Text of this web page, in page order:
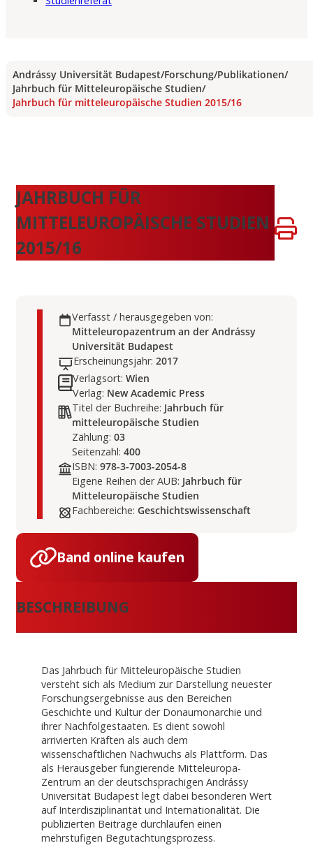
Andrássy Universität Budapest/Forschung/Publikationen/
Jahrbuch für Mitteleuropäische Studien/
Jahrbuch für mitteleuropäische Studien 2015/16
JAHRBUCH FÜR
MITTELEUROPÄISCHE STUDIEN
2015/16
Verfasst / herausgegeben von:
Mitteleuropazentrum an der Andrássy
Universität Budapest
Erscheinungsjahr: 2017
Verlagsort: Wien
Verlag: New Academic Press
Titel der Buchreihe: Jahrbuch für
mitteleuropäische Studien
Zählung: 03
Seitenzahl: 400
ISBN: 978-3-7003-2054-8
Eigene Reihen der AUB: Jahrbuch für
Mitteleuropäische Studien
Fachbereiche: Geschichtswissenschaft
Band online kaufen
BESCHREIBUNG
Das Jahrbuch für Mitteleuropäische Studien
versteht sich als Medium zur Darstellung neuester
Forschungsergebnisse aus den Bereichen
Geschichte und Kultur der Donaumonarchie und
ihrer Nachfolgestaaten. Es dient sowohl
arrivierten Kräften als auch dem
wissenschaftlichen Nachwuchs als Plattform. Das
als Herausgeber fungierende Mitteleuropa-
Zentrum an der deutschsprachigen Andrássy
Universität Budapest legt dabei besonderen Wert
auf Interdisziplinarität und Internationalität. Die
publizierten Beiträge durchlaufen einen
mehrstufigen Begutachtungsprozess.